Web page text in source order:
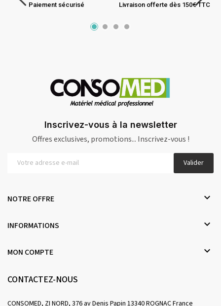
Paiement sécurisé Livraison offerte dès 150€ TTC
Inscrivez-vous à la newsletter
Offres exclusives, promotions... Inscrivez-vous !
Valider
NOTRE OFFRE 
INFORMATIONS 
MON COMPTE 
CONTACTEZ-NOUS
CONSOMED, ZI NORD, 376 av Denis Papin 13340 ROGNAC France